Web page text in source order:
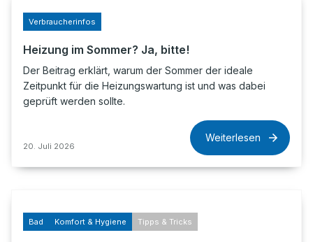
Verbraucherinfos
Heizung im Sommer? Ja, bitte!
Der Beitrag erklärt, warum der Sommer der ideale
Zeitpunkt für die Heizungswartung ist und was dabei
geprüft werden sollte.
20. Juli 2026
Weiterlesen
Bad Komfort & Hygiene Tipps & Tricks